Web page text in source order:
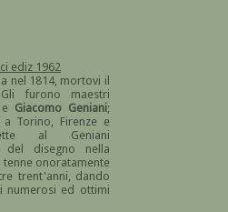
ediz 1962
nel 1814, mortovi il
furono maestri
Giacomo Geniani;
Torino, Firenze e
al Geniani
del disegno nella
tenne onoratamente
trent'anni, dando
numerosi ed ottimi